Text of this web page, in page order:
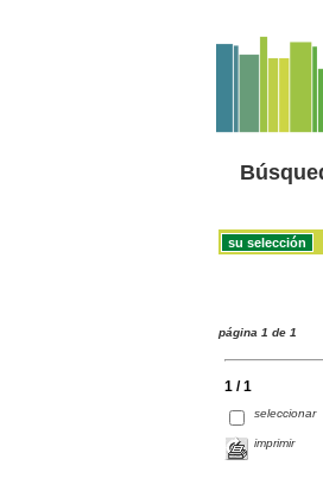
página 1 de 1
1 / 1
seleccionar
imprimir